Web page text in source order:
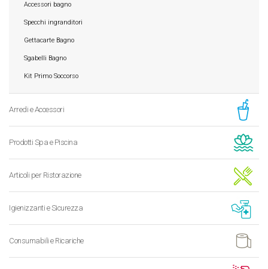
Accessori bagno
Specchi ingranditori
Gettacarte Bagno
Sgabelli Bagno
Kit Primo Soccorso
Arredi e Accessori
Prodotti Spa e Piscina
Articoli per Ristorazione
Igienizzanti e Sicurezza
Consumabili e Ricariche